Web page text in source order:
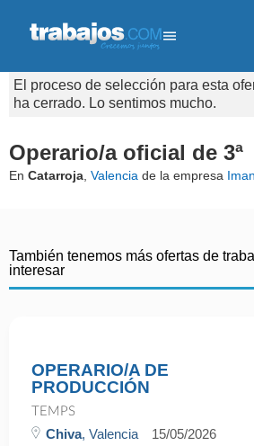
El proceso de selección para esta
ha cerrado. Lo sentimos mucho.
Operario/a oficial de 3ª
En Catarroja Valencia de la empresa
También tenemos más ofertas de
interesar
OPERARIO/A DE
PRODUCCIÓN
TEMPS
Chiva, Valencia 15/05/2026